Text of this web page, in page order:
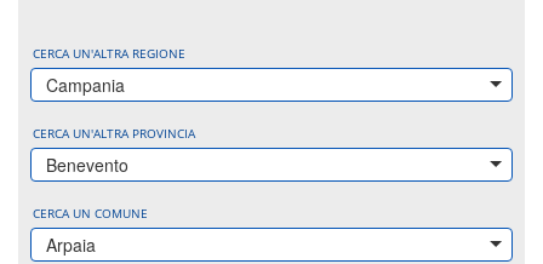
CERCA UN'ALTRA REGIONE
Campania
CERCA UN'ALTRA PROVINCIA
Benevento
CERCA UN COMUNE
Arpaia